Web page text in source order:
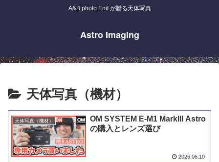
A&B photo Enif が贈る天体写真
Astro Imaging
天体写真（機材）
天体写真（機材）
OM SYSTEM E-M1 MarkIII Astro
の購入とレンズ選び
2026.06.10